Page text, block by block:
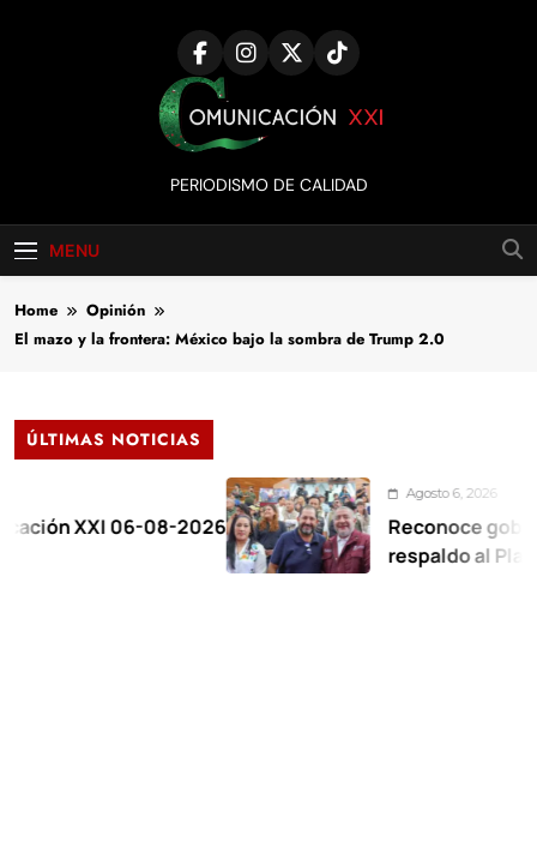
Comunicación
XXI
PERIODISMO DE CALIDAD
MENU
Home
Opinión
El mazo y la frontera: México bajo la sombra de Trump 2.0
ÚLTIMAS NOTICIAS
06-08-2026
Agosto 6, 2026
Reconoce gobernadora
respaldo al Plan de la